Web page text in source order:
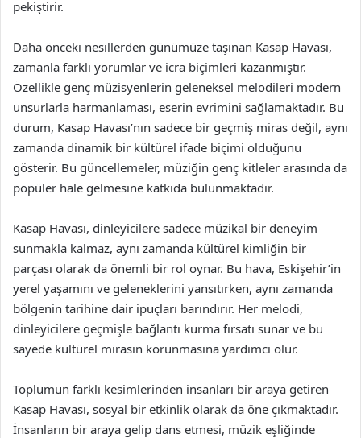
pekiştirir.
Daha önceki nesillerden günümüze taşınan Kasap Havası,
zamanla farklı yorumlar ve icra biçimleri kazanmıştır.
Özellikle genç müzisyenlerin geleneksel melodileri modern
unsurlarla harmanlaması, eserin evrimini sağlamaktadır. Bu
durum, Kasap Havası’nın sadece bir geçmiş miras değil, aynı
zamanda dinamik bir kültürel ifade biçimi olduğunu
gösterir. Bu güncellemeler, müziğin genç kitleler arasında da
popüler hale gelmesine katkıda bulunmaktadır.
Kasap Havası, dinleyicilere sadece müzikal bir deneyim
sunmakla kalmaz, aynı zamanda kültürel kimliğin bir
parçası olarak da önemli bir rol oynar. Bu hava, Eskişehir’in
yerel yaşamını ve geleneklerini yansıtırken, aynı zamanda
bölgenin tarihine dair ipuçları barındırır. Her melodi,
dinleyicilere geçmişle bağlantı kurma fırsatı sunar ve bu
sayede kültürel mirasın korunmasına yardımcı olur.
Toplumun farklı kesimlerinden insanları bir araya getiren
Kasap Havası, sosyal bir etkinlik olarak da öne çıkmaktadır.
İnsanların bir araya gelip dans etmesi, müzik eşliğinde